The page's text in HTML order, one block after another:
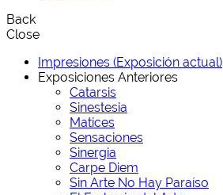
Back
Close
Impresiones (Exposición actual)
Exposiciones Anteriores
Catarsis
Sinestesia
Matices
Sensaciones
Sinergia
Carpe Diem
Sin Arte No Hay Paraíso